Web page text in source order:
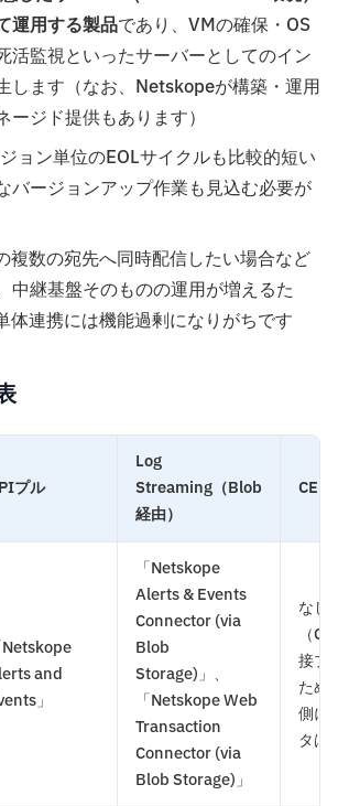
運用する製品であり、VMの確保・OS
活監視といったサーバーとしてのイン
します（なお、Netskopeが構築・運用
ージド提供もあります）
ョン単位のEOLサイクルも比較的短い
バージョンアップ作業も見込む必要が
複数の宛先へ同時配信したい場合など
中継基盤そのものの運用が増えるた
連携には機能過剰になりがちです
プル
Log
Streaming（Blob
経由）
CE
Netskope
and
」
「Netskope
Alerts & Events
Connector (via
Blob
Storage)」、
「Netskope Web
Transaction
Connector (via
Blob Storage)」
なし
（
接プ
ため
側に
タは